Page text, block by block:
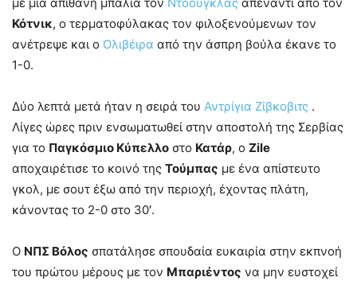
Κότνικ, ο τερματοφύλακας τον φιλοξενούμενων τον
ανέτρεψε και ο Ολιβέιρα από την άσπρη βούλα έκανε το
1-0.
Δύο λεπτά μετά ήταν η σειρά του Αντρίγια Ζίβκοβιτς .
Λίγες ώρες πριν ενσωματωθεί στην αποστολή της Σερβίας
για το Παγκόσμιο Κύπελλο στο Κατάρ, ο Zile
αποχαιρέτισε το κοινό της Τούμπας με ένα απίστευτο
γκολ, με σουτ έξω από την περιοχή, έχοντας πλάτη,
κάνοντας το 2-0 στο 30′.
Ο ΝΠΣ Βόλος σπατάλησε σπουδαία ευκαιρία στην εκπνοή
του πρώτου μέρους με τον Μπαριέντος να μην ευστοχεί